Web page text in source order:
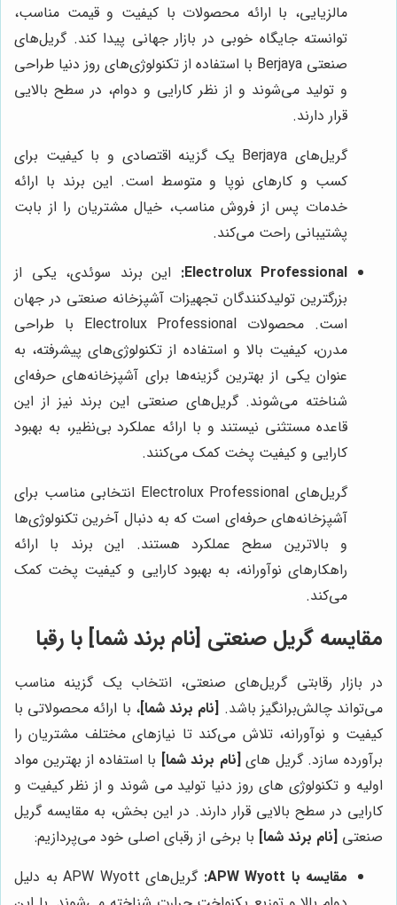
مالزیایی، با ارائه محصولات با کیفیت و قیمت مناسب،
توانسته جایگاه خوبی در بازار جهانی پیدا کند. گریل‌های
صنعتی Berjaya با استفاده از تکنولوژی‌های روز دنیا طراحی
و تولید می‌شوند و از نظر کارایی و دوام، در سطح بالایی
قرار دارند.
گریل‌های Berjaya یک گزینه اقتصادی و با کیفیت برای
کسب و کارهای نوپا و متوسط است. این برند با ارائه
خدمات پس از فروش مناسب، خیال مشتریان را از بابت
پشتیبانی راحت می‌کند.
Electrolux Professional:
این برند سوئدی، یکی از
بزرگترین تولیدکنندگان تجهیزات آشپزخانه صنعتی در جهان
است. محصولات Electrolux Professional با طراحی
مدرن، کیفیت بالا و استفاده از تکنولوژی‌های پیشرفته، به
عنوان یکی از بهترین گزینه‌ها برای آشپزخانه‌های حرفه‌ای
شناخته می‌شوند. گریل‌های صنعتی این برند نیز از این
قاعده مستثنی نیستند و با ارائه عملکرد بی‌نظیر، به بهبود
کارایی و کیفیت پخت کمک می‌کنند.
گریل‌های Electrolux Professional انتخابی مناسب برای
آشپزخانه‌های حرفه‌ای است که به دنبال آخرین تکنولوژی‌ها
و بالاترین سطح عملکرد هستند. این برند با ارائه
راهکارهای نوآورانه، به بهبود کارایی و کیفیت پخت کمک
می‌کند.
مقایسه گریل صنعتی [نام برند شما] با رقبا
در بازار رقابتی گریل‌های صنعتی، انتخاب یک گزینه مناسب
می‌تواند چالش‌برانگیز باشد. [نام برند شما]، با ارائه محصولاتی با
کیفیت و نوآورانه، تلاش می‌کند تا نیازهای مختلف مشتریان را
برآورده سازد. گریل های [نام برند شما] با استفاده از بهترین مواد
اولیه و تکنولوژی های روز دنیا تولید می شوند و از نظر کیفیت و
کارایی در سطح بالایی قرار دارند. در این بخش، به مقایسه گریل
صنعتی [نام برند شما] با برخی از رقبای اصلی خود می‌پردازیم:
مقایسه با APW Wyott:
گریل‌های APW Wyott به دلیل